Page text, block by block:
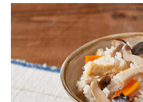
ヤマキ『めんつゆ』
おいしいレシピを探す
おいしいレシピトップ
主食レシピ
かつお節・だしを知る
だしの取り方
CM・キャンペーン
CM企業・採用情報